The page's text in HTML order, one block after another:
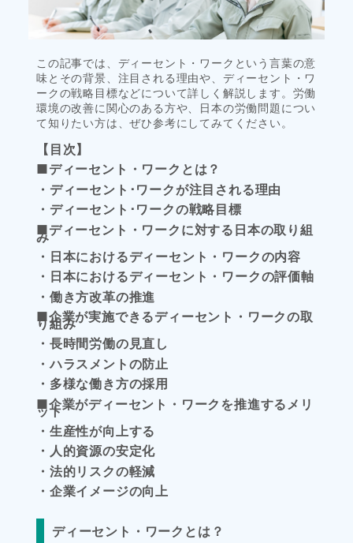
この記事では、ディーセント・ワークという言葉の意
味とその背景、注目される理由や、ディーセント・ワ
ークの戦略目標などについて詳しく解説します。労働
環境の改善に関心のある方や、日本の労働問題につい
て知りたい方は、ぜひ参考にしてみてください。
【目次】
■ディーセント・ワークとは？
・ディーセント･ワークが注目される理由
・ディーセント･ワークの戦略目標
■ディーセント・ワークに対する日本の取り組
み
・日本におけるディーセント・ワークの内容
・日本におけるディーセント・ワークの評価軸
・働き方改革の推進
■企業が実施できるディーセント・ワークの取
り組み
・長時間労働の見直し
・ハラスメントの防止
・多様な働き方の採用
■企業がディーセント・ワークを推進するメリ
ット
・生産性が向上する
・人的資源の安定化
・法的リスクの軽減
・企業イメージの向上
ディーセント・ワークとは？